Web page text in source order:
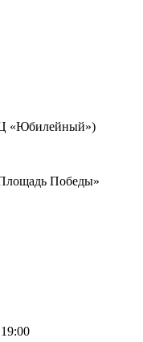
«Юбилейный»)
Победы»